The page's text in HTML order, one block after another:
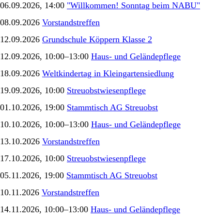
06.09.2026, 14:00 "Willkommen! Sonntag beim NABU"
08.09.2026 Vorstandstreffen
12.09.2026 Grundschule Köppern Klasse 2
12.09.2026, 10:00–13:00 Haus- und Geländepflege
18.09.2026 Weltkindertag in Kleingartensiedlung
19.09.2026, 10:00 Streuobstwiesenpflege
01.10.2026, 19:00 Stammtisch AG Streuobst
10.10.2026, 10:00–13:00 Haus- und Geländepflege
13.10.2026 Vorstandstreffen
17.10.2026, 10:00 Streuobstwiesenpflege
05.11.2026, 19:00 Stammtisch AG Streuobst
10.11.2026 Vorstandstreffen
14.11.2026, 10:00–13:00 Haus- und Geländepflege